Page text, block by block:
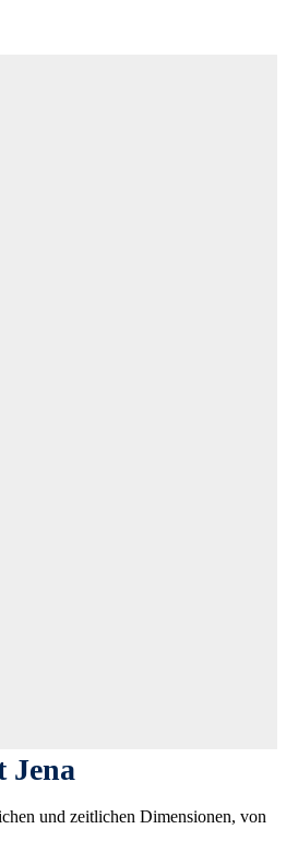
Jena
und zeitlichen Dimensionen, von